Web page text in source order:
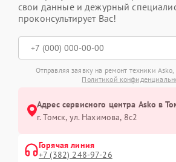
свои данные и дежурный
проконсультирует Вас!
Отправляя заявку на ремонт техники
Политикой
Адрес сервисного центра Asko в
г. Томск, ул. Нахимова, 8с2
Горячая линия
+7 (382) 248-97-26